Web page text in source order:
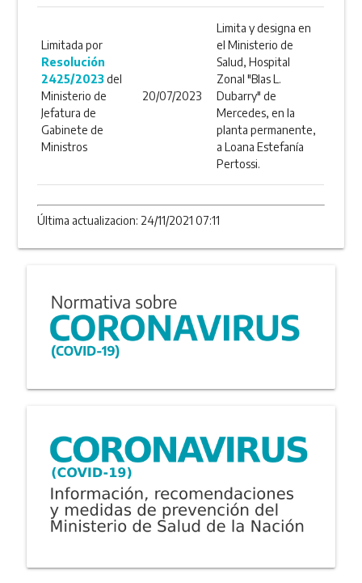
Limitada por
Resolución
2425/2023del
Ministerio de
Jefatura de
Gabinete de
Ministros
20/07/2023
Limita y designa en
el Ministerio de
Salud, Hospital
Zonal "Blas L.
Dubarry" de
Mercedes, en la
planta permanente,
a Loana Estefanía
Pertossi.
Última actualizacion: 24/11/2021 07:11